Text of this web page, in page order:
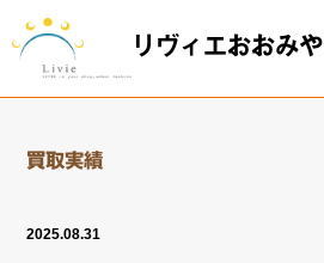
リヴィエおおみや
買取実績
2025.08.31